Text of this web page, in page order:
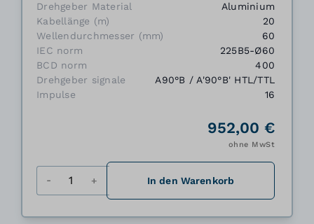
Drehgeber Material
Aluminium
Kabellänge (m)
20
Wellendurchmesser (mm)
60
IEC norm
225B5-Ø60
BCD norm
400
Drehgeber signale
A90°B / A'90°B' HTL/TTL
Impulse
16
952,00 €
ohne MwSt
In den Warenkorb